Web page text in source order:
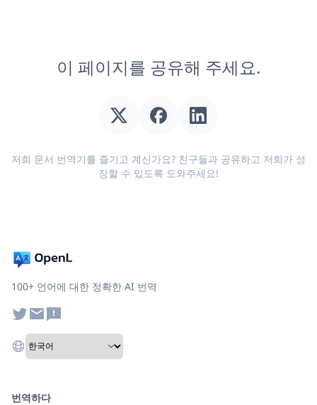
이 페이지를 공유해 주세요.
저희 문서 번역기를 즐기고 계신가요? 친구들과 공유하고 저희가 성
장할 수 있도록 도와주세요!
100+ 언어에 대한 정확한 AI 번역
번역하다